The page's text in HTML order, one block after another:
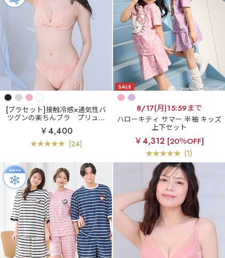
[ブラセット]接触冷感×通気性バ
ツグンの楽ちんブラ
プリュム
エアリークール aimerfeel楽ブラ
(R) ブラジャー&ショーツ
￥4,400
(24)
8/17(月)15:59まで
ハローキティ サマー 半袖 キッズ
上下セット
￥4,312 [20％OFF]
(1)